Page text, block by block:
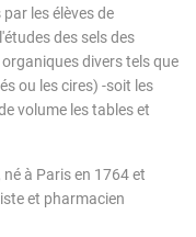
les élèves de
des sels des
divers tels que
ou les cires) -soit les
volume les tables et
, né à Paris en 1764 et
et pharmacien